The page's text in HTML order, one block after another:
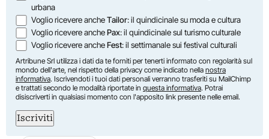
urbana
Voglio ricevere ancheTailor: il quindicinale su moda e cultura
Voglio ricevere anchePax: il quindicinale sul turismo culturale
Voglio ricevere ancheFest: il settimanale sui festival culturali
Artribune Srl utilizza i dati da te forniti per tenerti informato con regolarità sul
mondo dell'arte, nel rispetto della privacy come indicato nella nostra
informativa. Iscrivendoti i tuoi dati personali verranno trasferiti su MailChimp
e trattati secondo le modalità riportate in questa informativa. Potrai
disiscriverti in qualsiasi momento con l'apposito link presente nelle email.
Iscriviti